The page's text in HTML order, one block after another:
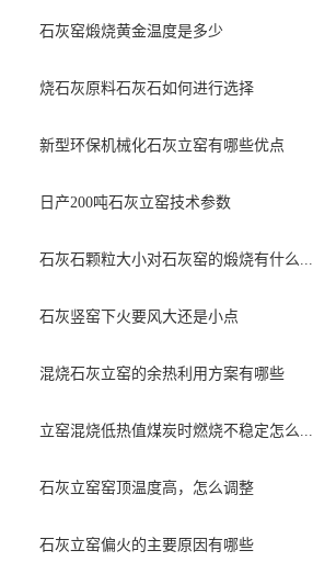
石灰窑煅烧黄金温度是多少
烧石灰原料石灰石如何进行选择
新型环保机械化石灰立窑有哪些优点
日产200吨石灰立窑技术参数
石灰石颗粒大小对石灰窑的煅烧有什么...
石灰竖窑下火要风大还是小点
混烧石灰立窑的余热利用方案有哪些
立窑混烧低热值煤炭时燃烧不稳定怎么...
石灰立窑窑顶温度高，怎么调整
石灰立窑偏火的主要原因有哪些